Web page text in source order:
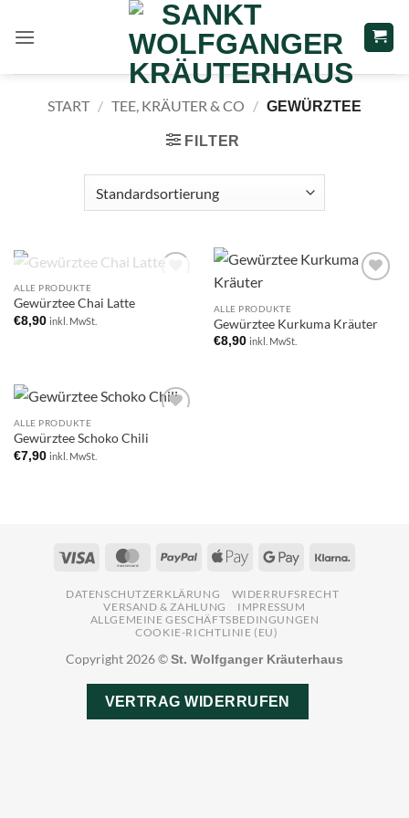
Inhalt
START / TEE, KRÄUTER & CO / GEWÜRZTEE
FILTER
NICHT VORRÄTIG
ALLE PRODUKTE
Gewürztee Chai Latte
€8,90 inkl. MwSt.
ALLE PRODUKTE
Gewürztee Kurkuma Kräuter
€8,90 inkl. MwSt.
ALLE PRODUKTE
Gewürztee Schoko Chili
€7,90 inkl. MwSt.
Visa MasterCardPayPal
Apple
Google
DATENSCHUTZERKLÄRUNG
WIDERRUFSRECHT
VERSAND & ZAHLUNG
IMPRESSUM
ALLGEMEINE GESCHÄFTSBEDINGUNGEN
COOKIE-RICHTLINIE (EU)
Copyright 2026 ©St. Wolfganger Kräuterhaus
VERTRAG WIDERRUFEN